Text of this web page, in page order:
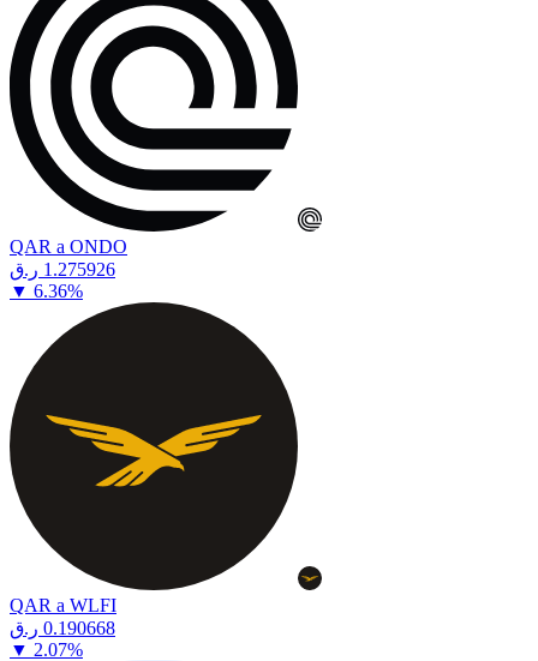
QAR a ONDO
⁦ر.ق⁩ 1.275926
▼ 6.36%
QAR a WLFI
⁦ر.ق⁩ 0.190668
▼ 2.07%